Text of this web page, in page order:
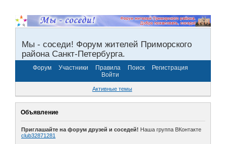
Мы - соседи! Форум жителей Приморского
района Санкт-Петербурга.
Форум Участники Правила Поиск
Регистрация
Войти
Активные темы
Объявление
Приглашайте на форум друзей и соседей! Наша группа ВКонтакте
club32871281